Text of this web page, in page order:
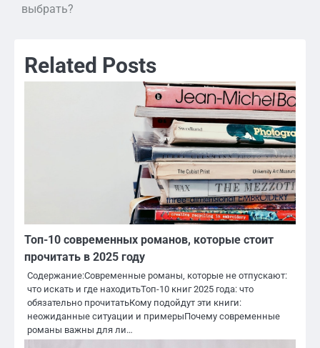
записям
выбрать?
Related Posts
Топ-10 современных романов, которые стоит
прочитать в 2025 году
Содержание:Современные романы, которые не отпускают:
что искать и где находитьТоп-10 книг 2025 года: что
обязательно прочитатьКому подойдут эти книги:
неожиданные ситуации и примерыПочему современные
романы важны для ли…